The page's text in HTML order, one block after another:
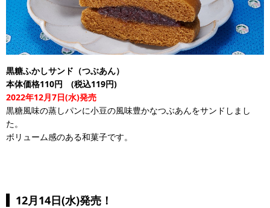
黒糖ふかしサンド（つぶあん）
本体価格110円 (税込119円)
2022年12月7日(水)発売
黒糖風味の蒸しパンに小豆の風味豊かなつぶあんをサンドしまし
た。
ボリューム感のある和菓子です。
12月14日(水)発売！